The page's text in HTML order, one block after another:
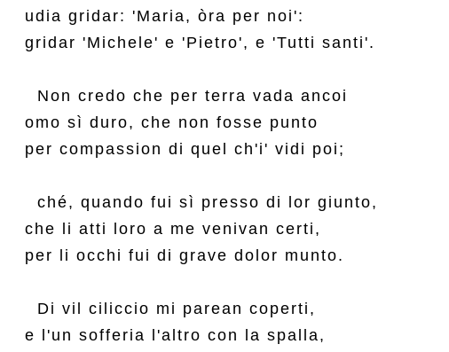
udia gridar: 'Maria, òra per noi':
gridar 'Michele' e 'Pietro', e 'Tutti santi'.
  Non credo che per terra vada ancoi
omo sì duro, che non fosse punto
per compassion di quel ch'i' vidi poi;
  ché, quando fui sì presso di lor giunto,
che li atti loro a me venivan certi,
per li occhi fui di grave dolor munto.
  Di vil ciliccio mi parean coperti,
e l'un sofferia l'altro con la spalla,